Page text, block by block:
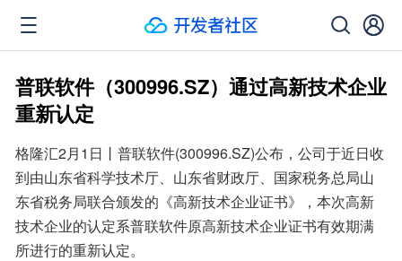
普联软件（300996.SZ）通过高新技术企业
重新认定
格隆汇2月1日丨普联软件(300996.SZ)公布，公司于近日收
到由山东省科学技术厅、山东省财政厅、国家税务总局山
东省税务局联合颁发的《高新技术企业证书》，本次高新
技术企业的认定系普联软件原高新技术企业证书有效期满
所进行的重新认定。